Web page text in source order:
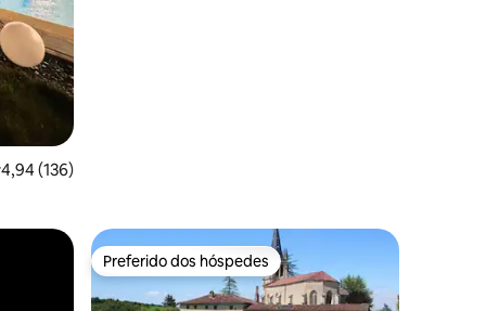
de uma avaliação média de 5, 136 avaliações
4,94 (136)
Preferido dos hóspedes
Preferido dos hóspedes